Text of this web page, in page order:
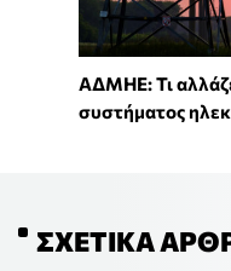
ΑΔΜΗΕ: Τι
συστήματος
ΣΧΕΤΙΚΆ